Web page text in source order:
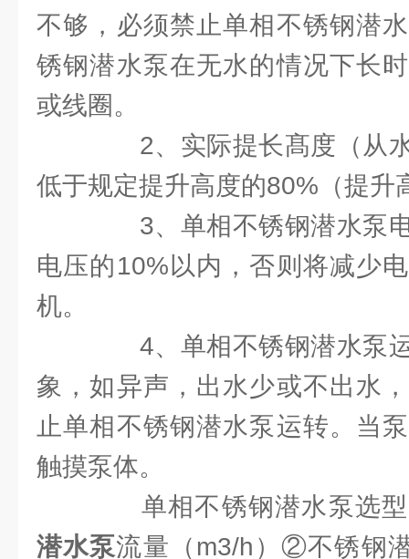
不够，必须禁止单相不锈钢潜
锈钢潜水泵在无水的情况下长
或线圈。
2、实际提长髙度（从水
低于规定提升高度的80%（提升
3、单相不锈钢潜水泵电
电压的10%以内，否则将减少
机。
4、单相不锈钢潜水泵运
象，如异声，出水少或不出水
止单相不锈钢潜水泵运转。当
触摸泵体。
单相不锈钢潜水泵选
潜水泵流量（m3/h）②不锈钢